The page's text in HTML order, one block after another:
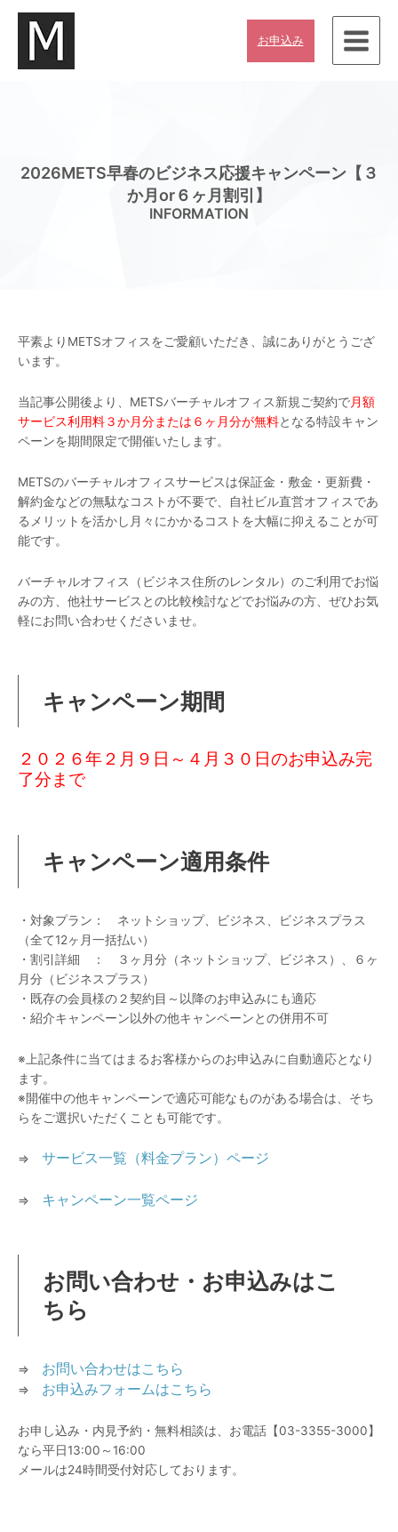
お申込み
2026METS早春のビジネス応援キャンペーン【３
か月or６ヶ月割引】
INFORMATION
平素よりMETSオフィスをご愛顧いただき、誠にありがとうござ
います。
当記事公開後より、METSバーチャルオフィス新規ご契約で月額
サービス利用料３か月分または６ヶ月分が無料となる特設キャン
ペーンを期間限定で開催いたします。
METSのバーチャルオフィスサービスは保証金・敷金・更新費・
解約金などの無駄なコストが不要で、自社ビル直営オフィスであ
るメリットを活かし月々にかかるコストを大幅に抑えることが可
能です。
バーチャルオフィス（ビジネス住所のレンタル）のご利用でお悩
みの方、他社サービスとの比較検討などでお悩みの方、ぜひお気
軽にお問い合わせくださいませ。
キャンペーン期間
２０２６年２月９日～４月３０日のお申込み完
了分まで
キャンペーン適用条件
・対象プラン： ネットショップ、ビジネス、ビジネスプラス
（全て12ヶ月一括払い）
・割引詳細 ： ３ヶ月分（ネットショップ、ビジネス）、６ヶ
月分（ビジネスプラス）
・既存の会員様の２契約目～以降のお申込みにも適応
・紹介キャンペーン以外の他キャンペーンとの併用不可
※上記条件に当てはまるお客様からのお申込みに自動適応となり
ます。
※開催中の他キャンペーンで適応可能なものがある場合は、そち
らをご選択いただくことも可能です。
⇒ サービス一覧（料金プラン）ページ
⇒ キャンペーン一覧ページ
お問い合わせ・お申込みはこ
ちら
⇒ お問い合わせはこちら
⇒ お申込みフォームはこちら
お申し込み・内見予約・無料相談は、お電話【03-3355-3000】
なら平日13:00～16:00
メールは24時間受付対応しております。